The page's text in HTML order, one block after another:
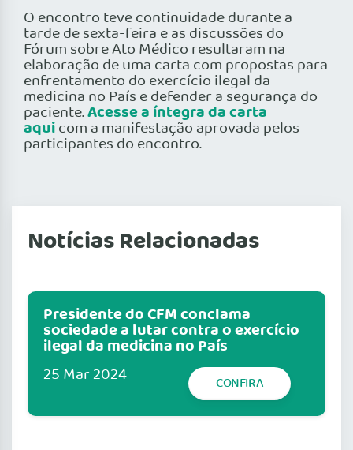
O encontro teve continuidade durante a
tarde de sexta-feira e as discussões do
Fórum sobre Ato Médico resultaram na
elaboração de uma carta com propostas para
enfrentamento do exercício ilegal da
medicina no País e defender a segurança do
paciente.Acesse a íntegra da carta
aquicom a manifestação aprovada pelos
participantes do encontro.
Notícias Relacionadas
Presidente do CFM conclama
sociedade a lutar contra o exercício
ilegal da medicina no País
25 Mar 2024 CONFIRA